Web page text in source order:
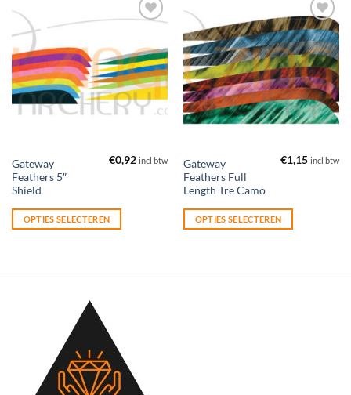
verlanglijst
Gateway
Feathers 5″
Shield
€0,92 incl btw
OPTIES SELECTEREN
Dit
product
heeft
meerdere
variaties.
productpagina
Toevoegen
aan
verlanglijst
Gateway
Feathers Full
Length Tre Camo
€1,15 incl btw
OPTIES SELECTEREN
Dit
product
heeft
meerdere
variaties.